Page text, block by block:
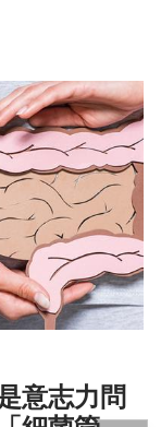
意志力問